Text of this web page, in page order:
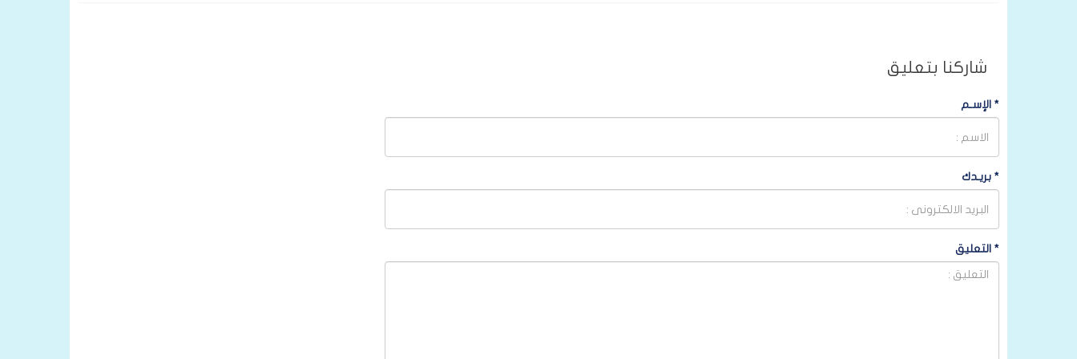
شاركنا بتعليق
* الإسـم
* بريـدك
* التعليق